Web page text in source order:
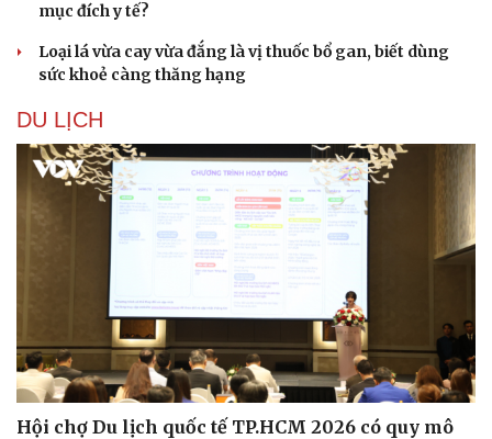
mục đích y tế?
Loại lá vừa cay vừa đắng là vị thuốc bổ gan, biết dùng
sức khoẻ càng thăng hạng
DU LỊCH
Hội chợ Du lịch quốc tế TP.HCM 2026 có quy mô